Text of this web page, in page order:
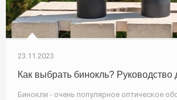
23.11.2023
Как выбрать бинокль? Руководство
Бинокли - очень популярное оптическое